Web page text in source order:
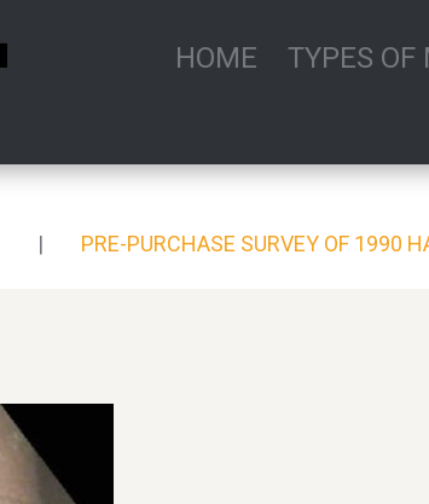
HOME TYPES OF
PRE-PURCHASE SURVEY OF 1990